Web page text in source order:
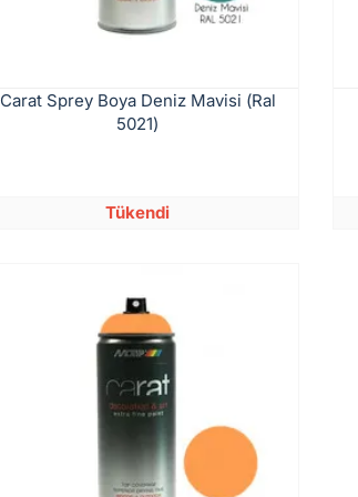
Carat Sprey Boya Deniz Mavisi (Ral
5021)
Tükendi